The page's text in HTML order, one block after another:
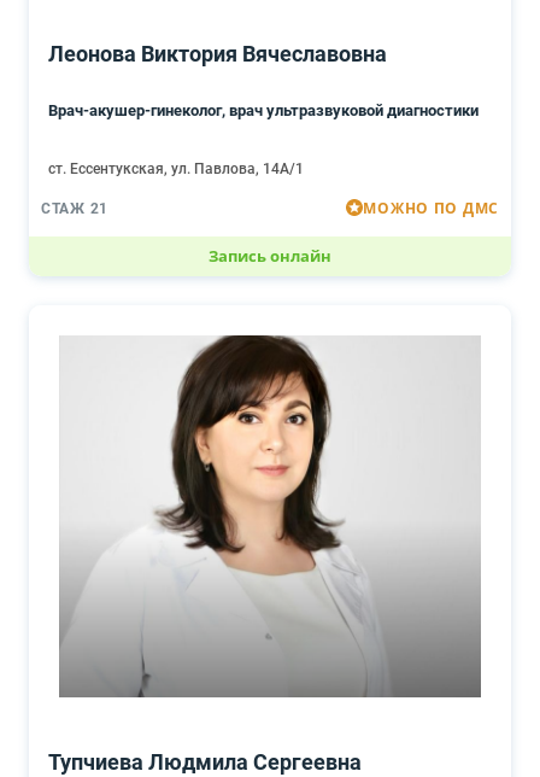
Леонова Виктория Вячеславовна
Врач-акушер-гинеколог, врач ультразвуковой диагностики
ст. Ессентукская, ул. Павлова, 14А/1
СТАЖ 21 МОЖНО ПО ДМС
Запись онлайн
Тупчиева Людмила Сергеевна